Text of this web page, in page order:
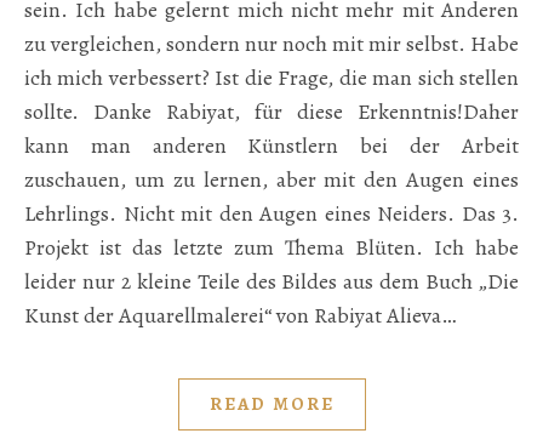
sein. Ich habe gelernt mich nicht mehr mit Anderen
zu vergleichen, sondern nur noch mit mir selbst. Habe
ich mich verbessert? Ist die Frage, die man sich stellen
sollte. Danke Rabiyat, für diese Erkenntnis!Daher
kann man anderen Künstlern bei der Arbeit
zuschauen, um zu lernen, aber mit den Augen eines
Lehrlings. Nicht mit den Augen eines Neiders. Das 3.
Projekt ist das letzte zum Thema Blüten. Ich habe
leider nur 2 kleine Teile des Bildes aus dem Buch „Die
Kunst der Aquarellmalerei“ von Rabiyat Alieva…
READ MORE